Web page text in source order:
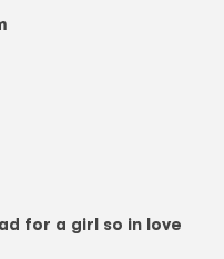
for a girl so in love